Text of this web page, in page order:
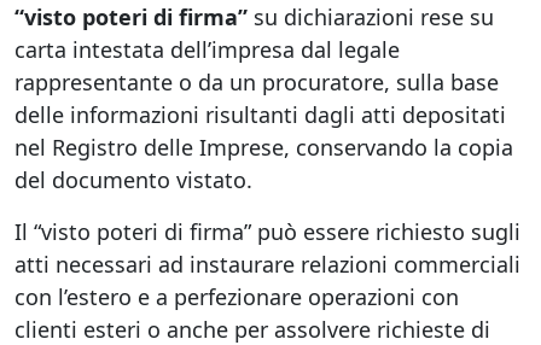
“visto poteri di firma” su dichiarazioni rese su
carta intestata dell’impresa dal legale
rappresentante o da un procuratore, sulla base
delle informazioni risultanti dagli atti depositati
nel Registro delle Imprese, conservando la copia
del documento vistato.
Il “visto poteri di firma” può essere richiesto sugli
atti necessari ad instaurare relazioni commerciali
con l’estero e a perfezionare operazioni con
clienti esteri o anche per assolvere richieste di